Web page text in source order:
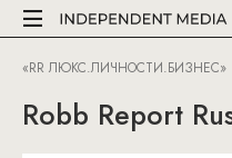
«RR ЛЮКС.ЛИЧНОСТИ.БИЗНЕС»
Robb Report